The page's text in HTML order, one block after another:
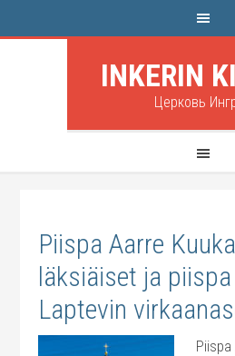
INKERIN
Церковь
Piispa Aarre
läksiäiset ja
Laptevin
Piispa